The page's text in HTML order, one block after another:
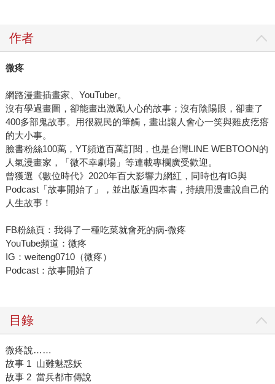
作者
微疼
網路漫畫插畫家、YouTuber。
沒有學過畫圖，卻能畫出激勵人心的故事；沒有陰陽眼，卻畫了
400多部鬼故事。用很親民的筆觸，畫出讓人會心一笑與雞皮疙瘩
的大小事。
臉書粉絲100萬，YT頻道百萬訂閱，也是台灣LINE WEBTOON的
人氣漫畫家，「微不幸劇場」等連載專欄廣受歡迎。
曾獲選《數位時代》2020年百大影響力網紅，同時也有IG與
Podcast「故事開始了」，並出版過四本書，持續用漫畫說自己的
人生故事！
FB粉絲頁：我得了一種吃菜就會死的病-微疼
YouTube頻道：微疼
IG：weiteng0710（微疼）
Podcast：故事開始了
目錄
微疼說……
故事 1 山難魅惑妖
故事 2 當兵都市傳說